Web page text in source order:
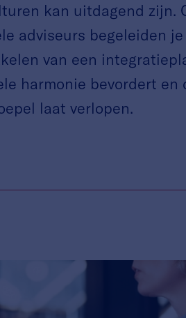
kan uitdagend zijn.
adviseurs begeleiden
van een
harmonie bevordert en
laat verlopen.